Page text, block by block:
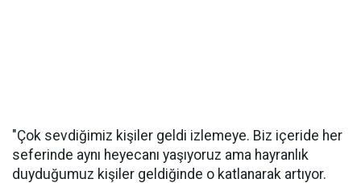
"Çok sevdiğimiz kişiler geldi izlemeye. Biz içeride her
seferinde aynı heyecanı yaşıyoruz ama hayranlık
duyduğumuz kişiler geldiğinde o katlanarak artıyor.